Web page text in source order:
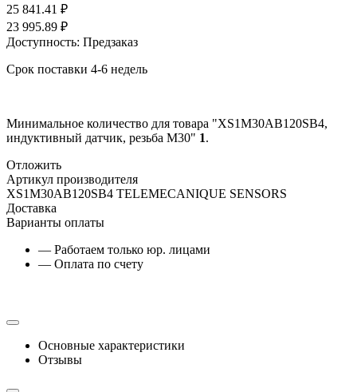
25 841.41 ₽
23 995.89 ₽
Доступность: Предзаказ
Срок поставки 4-6 недель
Минимальное количество для товара "XS1M30AB120SB4,
индуктивный датчик, резьба М30" 1.
Отложить
Артикул производителя
XS1M30AB120SB4 TELEMECANIQUE SENSORS
Доставка
Варианты оплаты
— Работаем только юр. лицами
— Оплата по счету
Основные характеристики
Отзывы